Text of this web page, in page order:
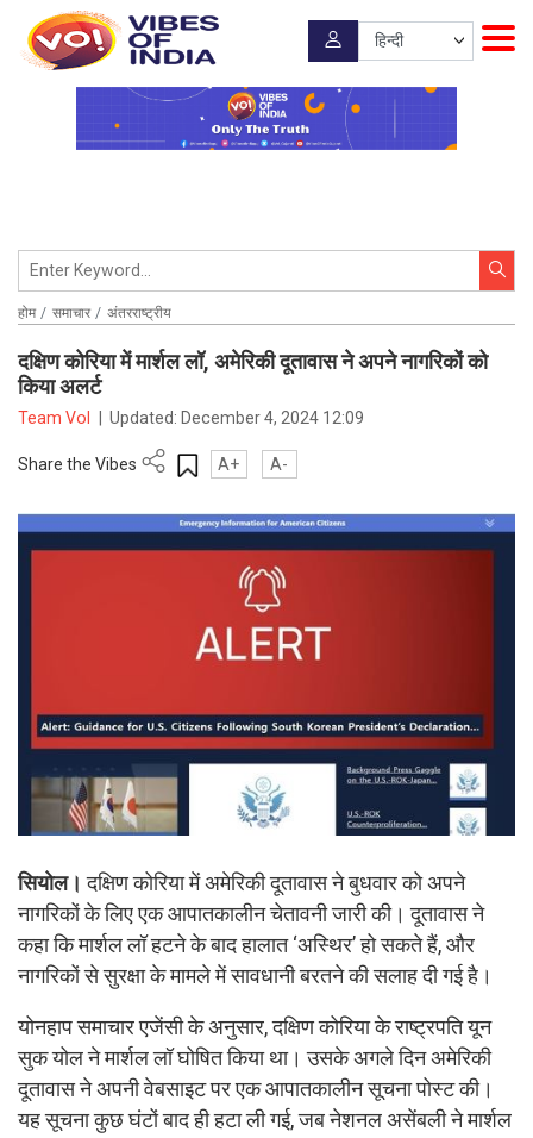
होम समाचार अंतरराष्ट्रीय
दक्षिण कोरिया में मार्शल लॉ, अमेरिकी दूतावास ने अपने नागरिकों को
किया अलर्ट
Team VoI Updated: December 4, 2024 12:09
Share the Vibes A+ A-
सियोल। दक्षिण कोरिया में अमेरिकी दूतावास ने बुधवार को अपने
नागरिकों के लिए एक आपातकालीन चेतावनी जारी की। दूतावास ने
कहा कि मार्शल लॉ हटने के बाद हालात ‘अस्थिर’ हो सकते हैं, और
नागरिकों से सुरक्षा के मामले में सावधानी बरतने की सलाह दी गई है।
योनहाप समाचार एजेंसी के अनुसार, दक्षिण कोरिया के राष्ट्रपति यून
सुक योल ने मार्शल लॉ घोषित किया था। उसके अगले दिन अमेरिकी
दूतावास ने अपनी वेबसाइट पर एक आपातकालीन सूचना पोस्ट की।
यह सूचना कुछ घंटों बाद ही हटा ली गई, जब नेशनल असेंबली ने मार्शल